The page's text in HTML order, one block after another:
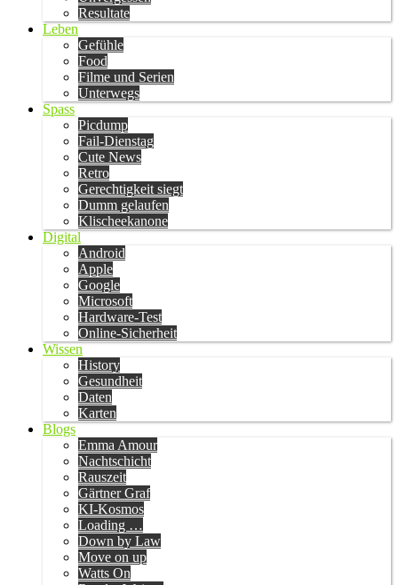
Resultate
Leben
Gefühle
Food
Filme und Serien
Unterwegs
Spass
Picdump
Fail-Dienstag
Cute News
Retro
Gerechtigkeit siegt
Dumm gelaufen
Klischeekanone
Digital
Android
Apple
Google
Microsoft
Hardware-Test
Online-Sicherheit
Wissen
History
Gesundheit
Daten
Karten
Blogs
Emma Amour
Nachtschicht
Rauszeit
Gärtner Graf
KI-Kosmos
Loading …
Down by Law
Move on up
Watts On